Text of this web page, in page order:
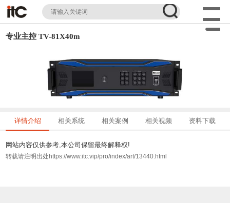
专业主控 TV-81X40m
详情介绍 相关系统 相关案例 相关视频 资料下载
网站内容仅供参考,本公司保留最终解释权!
转载请注明出处https://www.itc.vip/pro/index/art/13440.html